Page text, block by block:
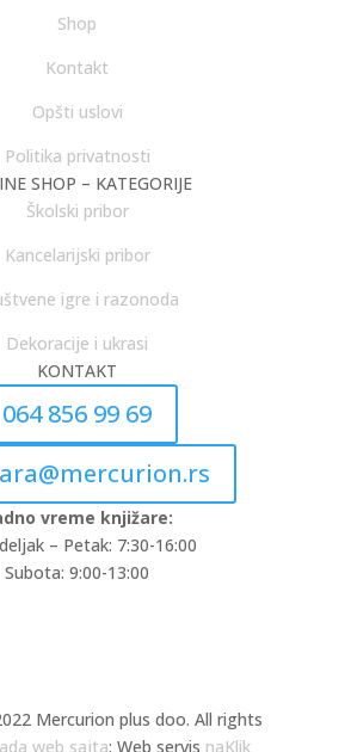
Shop
Kontakt
Opšti uslovi
Politika privatnosti
SHOP – KATEGORIJE
Školski pribor
Kancelarijski pribor
igre i razonoda
Dekoracije i ukrasi
KONTAKT
064 856 99 69
vreme knjižare:
– Petak: 7:30-16:00
Subota: 9:00-13:00
Mercurion plus doo. All rights
web sajta: Web servis naKlik